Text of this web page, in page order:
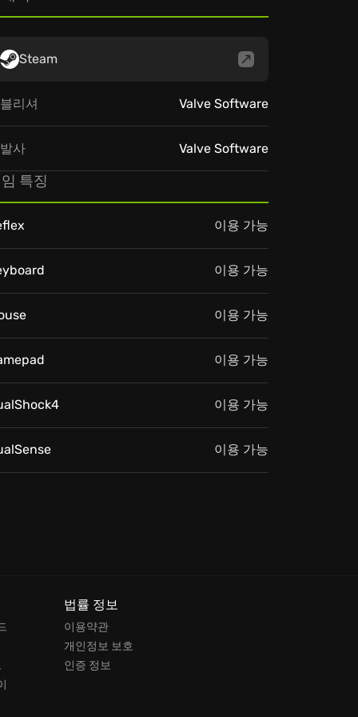
Steam
리셔 Valve Software
사 Valve Software
특징
이용 가능
이용 가능
이용 가능
이용 가능
이용 가능
이용 가능
법률 정보
이용약관
개인정보 보호
인증 정보